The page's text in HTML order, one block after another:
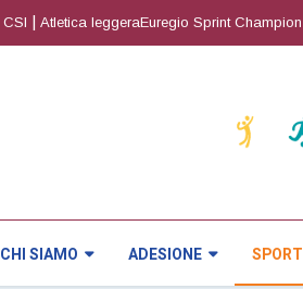
|Atletica leggeraEuregio Sprint Champion 2026
CHI SIAMO ADESIONE SPORT